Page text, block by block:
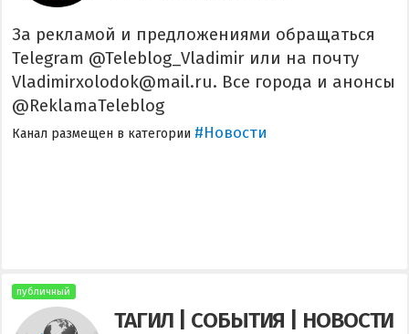
За рекламой и предложениями обращаться
Telegram @Teleblog_Vladimir или на почту
Vladimirxolodok@mail.ru. Все города и анонсы
@ReklamaTeleblog
Канал размещен в категории #Новости
публичный
ТАГИЛ | СОБЫТИЯ | НОВОСТИ